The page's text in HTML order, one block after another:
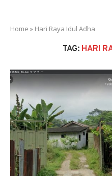
Home » Hari Raya Idul Adha
TAG: HARI